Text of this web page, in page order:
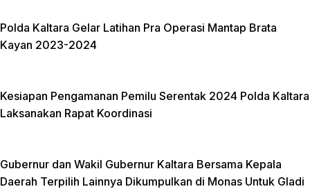
Polda Kaltara Gelar Latihan Pra Operasi Mantap Brata
Kayan 2023-2024
Kesiapan Pengamanan Pemilu Serentak 2024 Polda Kaltara
Laksanakan Rapat Koordinasi
Gubernur dan Wakil Gubernur Kaltara Bersama Kepala
Daerah Terpilih Lainnya Dikumpulkan di Monas Untuk Gladi